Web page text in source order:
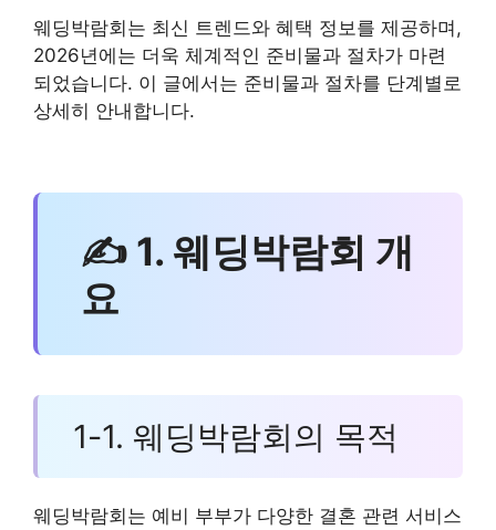
웨딩박람회는 최신 트렌드와 혜택 정보를 제공하며,
2026년에는 더욱 체계적인 준비물과 절차가 마련
되었습니다. 이 글에서는 준비물과 절차를 단계별로
상세히 안내합니다.
✍ 1. 웨딩박람회 개
요
1-1. 웨딩박람회의 목적
웨딩박람회는 예비 부부가 다양한 결혼 관련 서비스